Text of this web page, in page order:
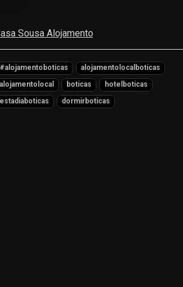
Sousa Alojamento
#alojamentoboticas
alojamentolocalboticas
alojamentolocal
boticas
hotelboticas
estadiaboticas
dormirboticas